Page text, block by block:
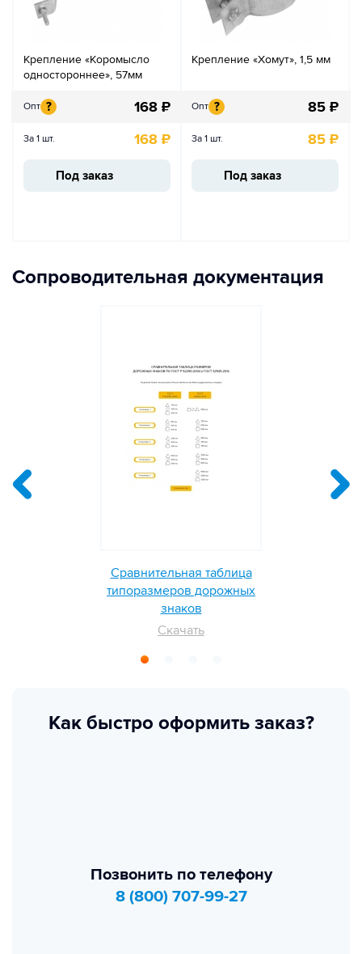
Крепление «Коромысло
одностороннее», 57мм
Опт ? 168 ₽
За 1 шт. 168 ₽
Под заказ
Крепление «Хомут», 1,5 мм
Опт ? 85 ₽
За 1 шт. 85 ₽
Под заказ
Сопроводительная документация
Сравнительная таблица
типоразмеров дорожных
знаков
Скачать
Как быстро оформить заказ?
Позвонить по телефону
8 (800) 707-99-27